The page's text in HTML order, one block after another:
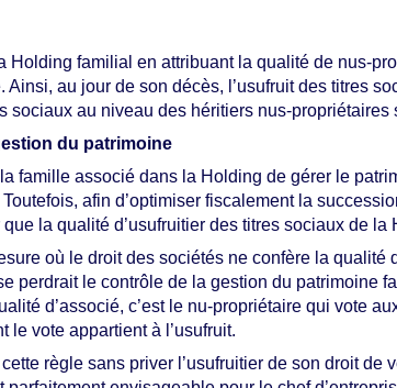
Holding familial en attribuant la qualité de nus-
Ainsi, au jour de son décès, l’usufruit des titres
sociaux au niveau des héritiers nus-propriétaires
du patrimoine
famille associé dans la Holding de gérer le
afin d’optimiser fiscalement la
la qualité d’usufruitier des titres sociaux de la
où le droit des sociétés ne confère la qualité
perdrait le contrôle de la gestion du patrimoine
d’associé, c’est le nu-propriétaire qui vote
le vote appartient à l’usufruit.
règle sans priver l’usufruitier de son droit de